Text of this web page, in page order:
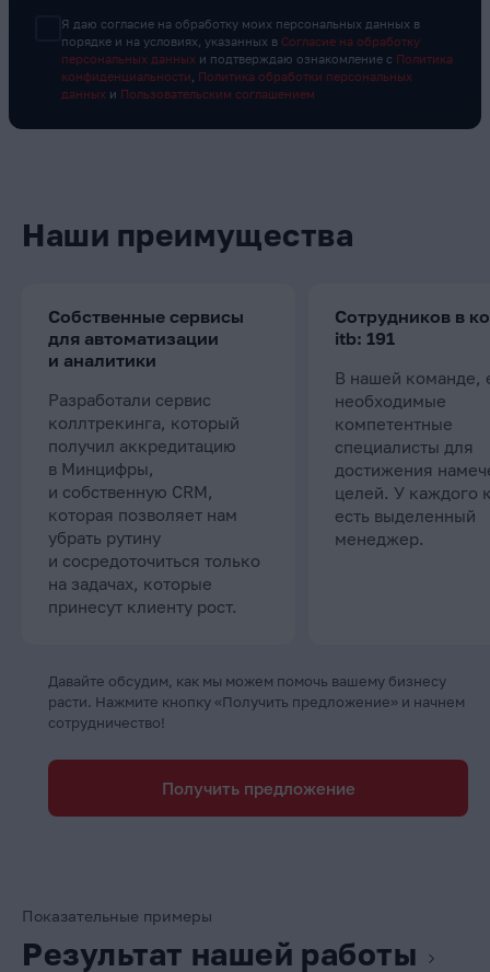
Я даю согласие на обработку моих персональных данных в
порядке и на условиях, указанных в Согласие на обработку
персональных данных и подтверждаю ознакомление с Политика
конфиденциальности
Политика обработки персональных
данных и Пользовательским соглашением
Наши преимущества
Собственные сервисы
для автоматизации
и аналитики
Разработали сервис
коллтрекинга, который
получил аккредитацию
в Минцифры,
и собственную CRM,
которая позволяет нам
убрать рутину
и сосредоточиться только
на задачах, которые
принесут клиенту рост.
Сотрудников в
itb: 191
В нашей команде,
необходимые
компетентные
специалисты для
достижения
целей. У каждого
есть выделенный
менеджер.
Давайте обсудим, как мы можем помочь вашему бизнесу
расти. Нажмите кнопку «Получить предложение» и начнем
сотрудничество!
Получить предложение
Показательные примеры
Результат нашей работы